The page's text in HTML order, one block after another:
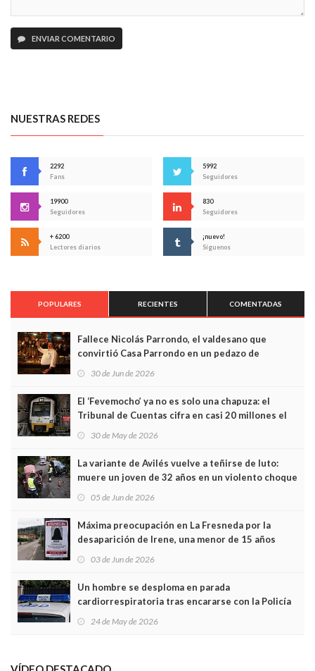
ENVIAR COMENTARIO
NUESTRAS REDES
2292
Fans
5992
Seguidores
19900
Seguidores
830
Seguidores
+ 6200
Lectores diarios
¡nuevo!
Síguenos
POPULARES RECIENTES COMENTADAS
Fallece Nicolás Parrondo, el valdesano que
convirtió Casa Parrondo en un pedazo de
Asturias en Madrid
30 de Jun de 2026
El ‘Fevemocho’ ya no es solo una chapuza: el
Tribunal de Cuentas cifra en casi 20 millones el
sobrecoste de los trenes que no cabían por los
30 de May de 2026
La variante de Avilés vuelve a teñirse de luto:
muere un joven de 32 años en un violento choque
frontal
05 de Jun de 2026
Máxima preocupación en La Fresneda por la
desaparición de Irene, una menor de 15 años
03 de Jun de 2026
Un hombre se desploma en parada
cardiorrespiratoria tras encararse con la Policía
Local en Luanco
24 de May de 2026